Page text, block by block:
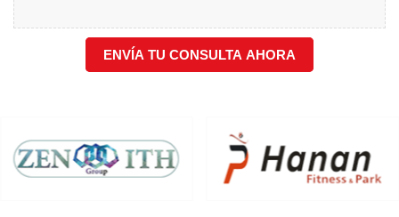
ENVÍA TU CONSULTA AHORA